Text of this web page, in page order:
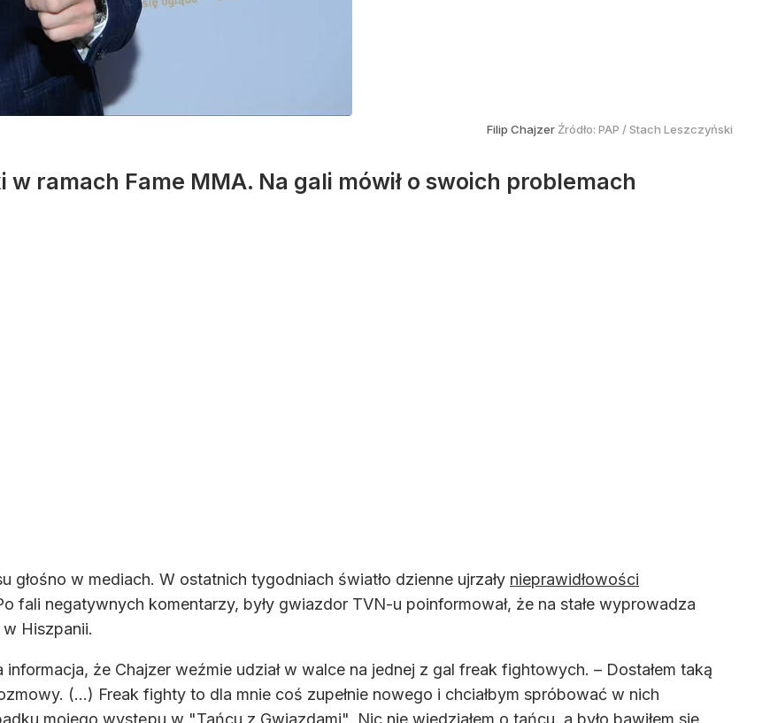
Filip Chajzer Źródło: PAP /Stach Leszczyński
ramach Fame MMA. Na gali mówił o swoich problemach
głośno w mediach. W ostatnich tygodniach światło dzienne ujrzały nieprawidłowości
fali negatywnych komentarzy, były gwiazdor TVN-u poinformował, że na stałe wyprowadza
Hiszpanii.
że Chajzer weźmie udział w walce na jednej z gal freak fightowych. – Dostałem taką
(...) Freak fighty to dla mnie coś zupełnie nowego i chciałbym spróbować w nich
mojego występu w "Tańcu z Gwiazdami". Nic nie wiedziałem o tańcu, a było bawiłem się